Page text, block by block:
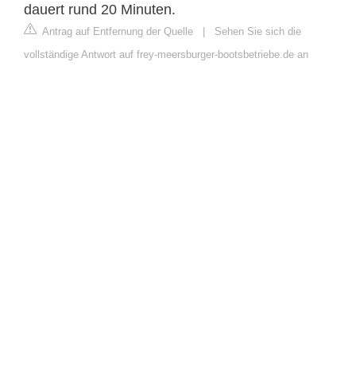
dauert rund 20 Minuten.
Antrag auf Entfernung der Quelle | Sehen Sie sich die
vollständige Antwort auf frey-meersburger-bootsbetriebe.de an